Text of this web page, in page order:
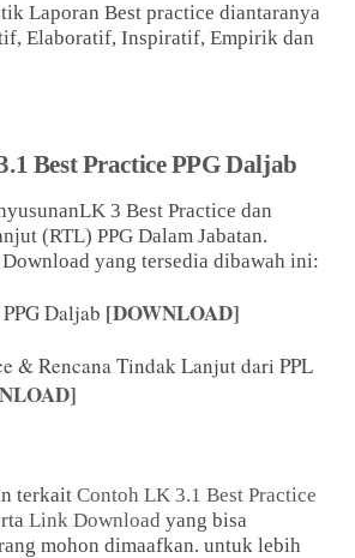
Laporan Best practice diantaranya
Elaboratif, Inspiratif, Empirik dan
Best Practice PPG Daljab
3 Best Practice dan
(RTL) PPG Dalam Jabatan.
yang tersedia dibawah ini:
Daljab [DOWNLOAD]
& Rencana Tindak Lanjut dari PPL
terkaitContoh LK 3.1 Best Practice
Link Download yang bisa
mohon dimaafkan. untuk lebih